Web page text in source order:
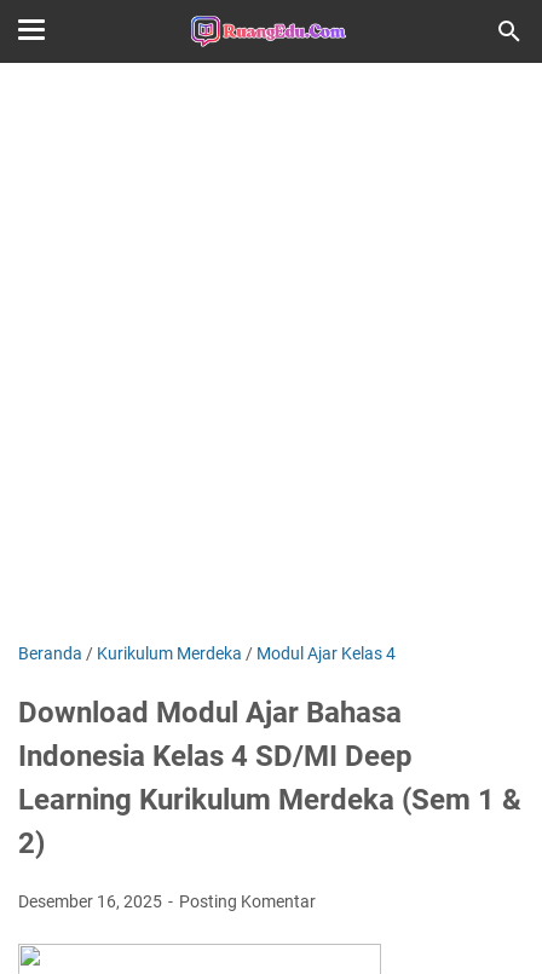
Beranda / Kurikulum Merdeka / Modul Ajar Kelas 4
Download Modul Ajar Bahasa
Indonesia Kelas 4 SD/MI Deep
Learning Kurikulum Merdeka (Sem 1 &
2)
Desember 16, 2025 Posting Komentar